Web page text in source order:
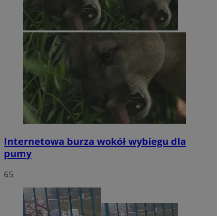
Internetowa burza wokół wybiegu dla
pumy
65